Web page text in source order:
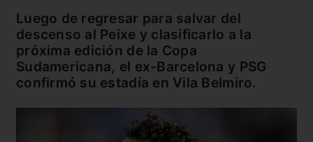
Luego de regresar para salvar del
descenso al Peixe y clasificarlo a la
próxima edición de la Copa
Sudamericana, el ex-Barcelona y PSG
confirmó su estadía en Vila Belmiro.